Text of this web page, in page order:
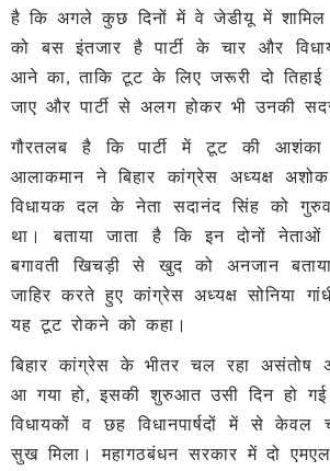
है कि अगले कुछ दिनों में वे जेडीयू में
को बस इंतजार है पार्टी के चार और
आने का, ताकि टूट के लिए जरूरी दो
जाए और पार्टी से अलग होकर भी उनकी
गौरतलब है कि पार्टी में टूट की आशंका
आलाकमान ने बिहार कांग्रेस अध्यक्ष
विधायक दल के नेता सदानंद सिंह को
था। बताया जाता है कि इन दोनों नेताओं
बगावती खिचड़ी से खुद को अनजान
जाहिर करते हुए कांग्रेस अध्यक्ष सोनिया
यह टूट रोकने को कहा।
बिहार कांग्रेस के भीतर चल रहा
आ गया हो, इसकी शुरुआत उसी दिन हो गई
विधायकों व छह विधानपार्षदों में से केवल
सुख मिला। महागठबंधन सरकार में दो